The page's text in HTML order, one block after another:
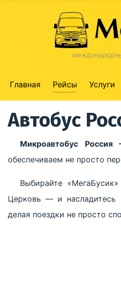
Главная Рейсы Услуги
Автобус
Микроавтобус
обеспечиваем не просто
Выбирайте
Церковь — и
делая поездки не просто